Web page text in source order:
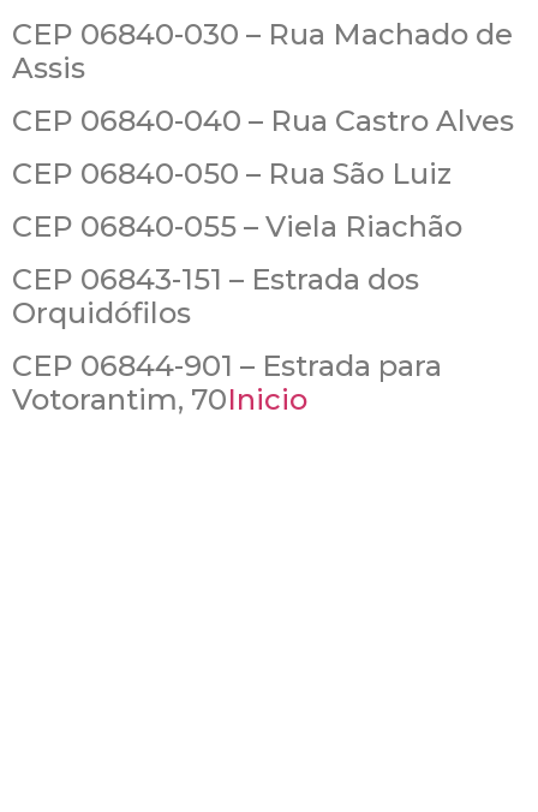
CEP 06840-030 – Rua Machado de
Assis
CEP 06840-040 – Rua Castro Alves
CEP 06840-050 – Rua São Luiz
CEP 06840-055 – Viela Riachão
CEP 06843-151 – Estrada dos
Orquidófilos
CEP 06844-901 – Estrada para
Votorantim, 70Inicio